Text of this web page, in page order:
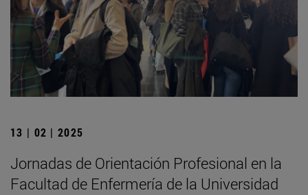
13 | 02 | 2025
Jornadas de Orientación Profesional en la
Facultad de Enfermería de la Universidad